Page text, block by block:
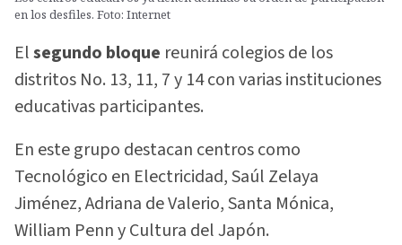
en los desfiles. Foto: Internet
Elsegundo bloque reunirá colegios de los
distritos No. 13, 11, 7 y 14 con varias instituciones
educativas participantes.
En este grupo destacan centros como
Tecnológico en Electricidad, Saúl Zelaya
Jiménez, Adriana de Valerio, Santa Mónica,
William Penn y Cultura del Japón.